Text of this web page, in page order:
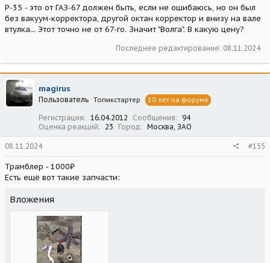
Р-35 - это от ГАЗ-67 должен быть, если не ошибаюсь, но он был
без вакуум-корректора, другой октан корректор и внизу на вале
втулка... Этот точно не от 67-го. Значит "Волга". В какую цену?
Последнее редактирование: 08.11.2024
magirus
Пользователь Топикстартер 10 лет на форуме
Регистрация 16.04.2012 Сообщения
94
Оценка реакций
23 Город Москва, ЗАО
08.11.2024 #155
Трамблер - 1000₽
Есть ещё вот такие запчасти:
Вложения